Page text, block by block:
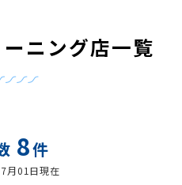
ニング店一覧
8件
月01日現在